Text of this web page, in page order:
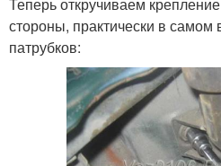
стороны, практически в самом
патрубков: